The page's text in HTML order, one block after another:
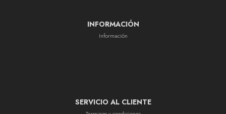
INFORMACIÓN
Información
SERVICIO AL CLIENTE